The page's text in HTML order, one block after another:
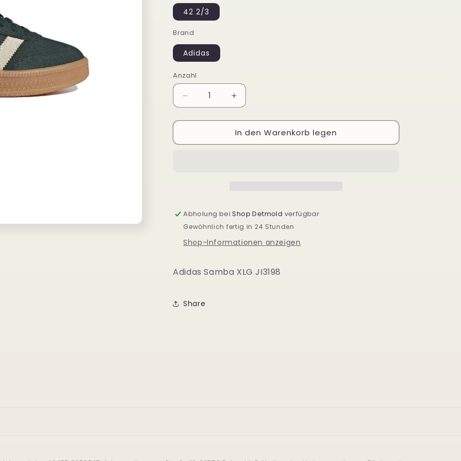
42 2/3
Brand
Adidas
Anzahl
Verringere
die
Menge
Adidas
Erhöhe
die
Menge
für
Adidas
In den Warenkorb legen
Abholung beiShop Detmold verfügbar
Gewöhnlich fertig in 24 Stunden
Shop-Informationen anzeigen
Adidas Samba XLG JI3198
Share